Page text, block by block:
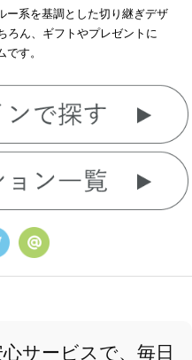
ー系を基調とした切り継ぎデザ
ろん、ギフトやプレゼントに
す。
サービスで、毎日